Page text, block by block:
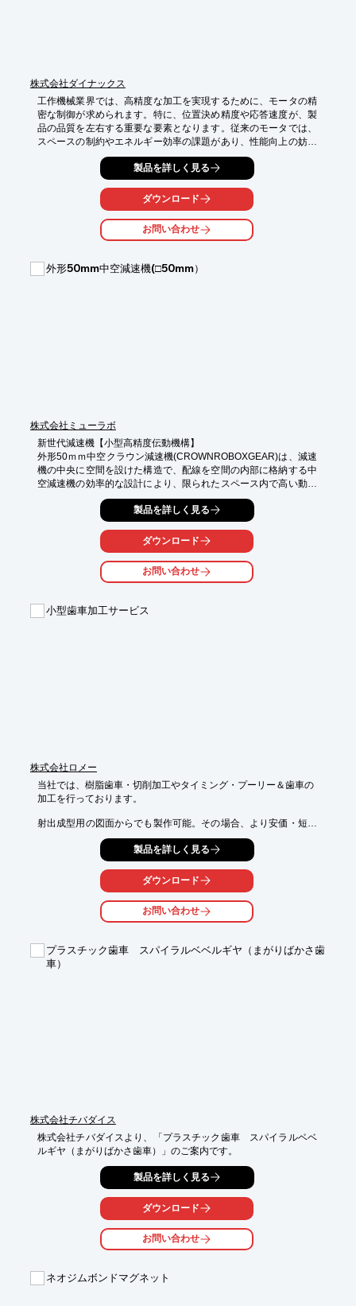
株式会社ダイナックス
工作機械業界では、高精度な加工を実現するために、モータの精
密な制御が求められます。特に、位置決め精度や応答速度が、製
品の品質を左右する重要な要素となります。従来のモータでは、
スペースの制約やエネルギー効率の課題があり、性能向上の妨げ
となる場合があります。当社のアキシャルギャップ型モータは、
小型・扁平設計でありながら、高い出力と96%の最高効率を実現
します。これにより、省スペース化と省エネルギー化に貢献し、
工作機械の性能向上をサポートします。
【活用シーン】
・レーザー加工機
製品を詳しく見る
ダウンロード
お問い合わせ
外形50mm中空減速機(□50mm）
株式会社ミューラボ
新世代減速機【小型高精度伝動機構】
外形50ｍｍ中空クラウン減速機(CROWNROBOXGEAR)は、減速
機の中央に空間を設けた構造で、配線を空間の内部に格納する中
空減速機の効率的な設計により、限られたスペース内で高い動力
・３つのギア（ローターギア、ステータギアおよび、アウトプッ
トギア）で構成
・大減速比 / 低バックラッシュ/ 小型軽量化 / 逆駆動性が実現
・小さいのにパワフル/同サイズ比でトルク３倍
製品を詳しく見る
ダウンロード
お問い合わせ
小型歯車加工サービス
株式会社ロメー
当社では、樹脂歯車・切削加工やタイミング・プーリー＆歯車の
加工を行っております。
射出成型用の図面からでも製作可能。その場合、より安価・短納
製作するための、肉盗みの省略や形状の変更もご提案します。
ご要望の際はお気軽に、お問い合わせください。
・1ピース、多ピース問わずに加工可能
■タイミング・プーリー＆歯車
・創業以来、数多くの製品を製作してきたノウハウの蓄積を保
製品を詳しく見る
ダウンロード
お問い合わせ
プラスチック歯車 スパイラルベベルギヤ（まがりばかさ歯
車）
株式会社チバダイス
株式会社チバダイスより、「プラスチック歯車　スパイラルベベ
ルギヤ（まがりばかさ歯車）」のご案内です。
製品を詳しく見る
ダウンロード
お問い合わせ
ネオジムボンドマグネット